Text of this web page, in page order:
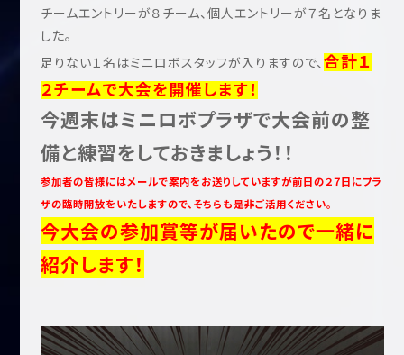
チームエントリーが８チーム、個人エントリーが７名となりま
した。
足りない１名はミニロボスタッフが入りますので、合計１
２チームで大会を開催します！
今週末はミニロボプラザで大会前の整
備と練習をしておきましょう！！
参加者の皆様にはメールで案内をお送りしていますが前日の２７日にプラ
ザの臨時開放をいたしますので、そちらも是非ご活用ください。
今大会の参加賞等が届いたので一緒に
紹介します！